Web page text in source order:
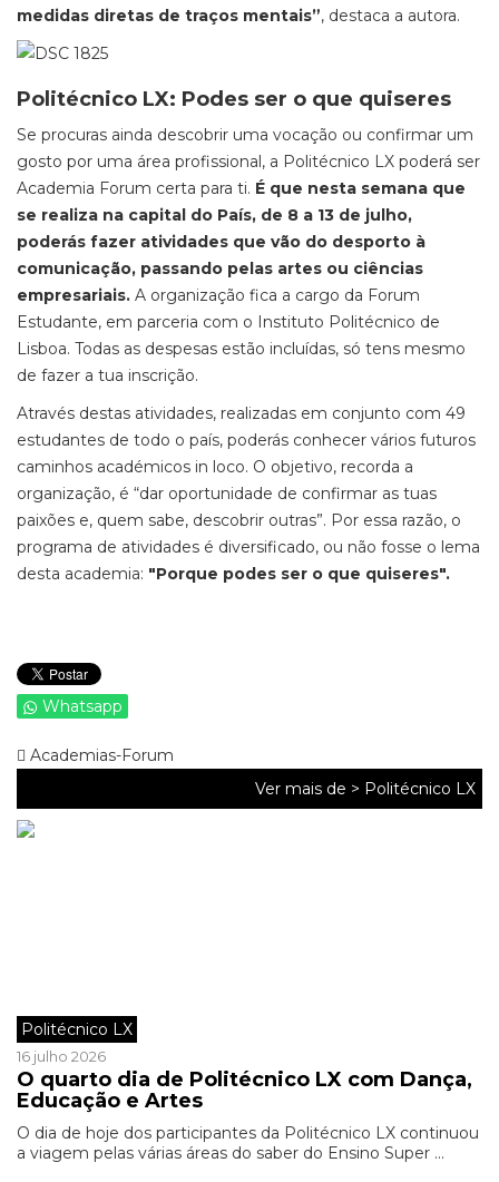
medidas diretas de traços mentais”, destaca a autora.
Politécnico LX: Podes ser o que quiseres
Se procuras ainda descobrir uma vocação ou confirmar um
gosto por uma área profissional, a Politécnico LX poderá ser
Academia Forum certa para ti. É que nesta semana que
se realiza na capital do País, de 8 a 13 de julho,
poderás fazer atividades que vão do desporto à
comunicação, passando pelas artes ou ciências
empresariais. A organização fica a cargo da Forum
Estudante, em parceria com o Instituto Politécnico de
Lisboa. Todas as despesas estão incluídas, só tens mesmo
de fazer a tua inscrição.
Através destas atividades, realizadas em conjunto com 49
estudantes de todo o país, poderás conhecer vários futuros
caminhos académicos in loco. O objetivo, recorda a
organização, é “dar oportunidade de confirmar as tuas
paixões e, quem sabe, descobrir outras”. Por essa razão, o
programa de atividades é diversificado, ou não fosse o lema
desta academia: "Porque podes ser o que quiseres".
Whatsapp
Academias-Forum
Ver mais de > Politécnico LX
Politécnico LX
16 julho 2026
O quarto dia de Politécnico LX com Dança,
Educação e Artes
O dia de hoje dos participantes da Politécnico LX continuou
a viagem pelas várias áreas do saber do Ensino Super ...